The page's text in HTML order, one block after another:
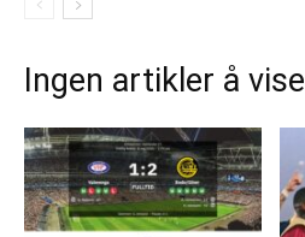
Ingen artikler å vise